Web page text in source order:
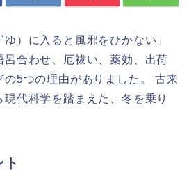
ゆ）に入ると風邪をひかない」
呂合わせ、厄祓い、薬効、出荷
の5つの理由がありました。 古来
代科学を踏まえた、冬を乗り